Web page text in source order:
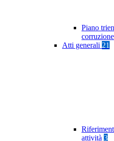
Piano
Atti generali 21
attività 3